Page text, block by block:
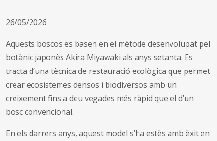
26/05/2026
Aquests boscos es basen en el mètode desenvolupat pel
botànic japonès Akira Miyawaki als anys setanta. Es
tracta d’una tècnica de restauració ecològica que permet
crear ecosistemes densos i biodiversos amb un
creixement fins a deu vegades més ràpid que el d’un
bosc convencional.
En els darrers anys, aquest model s’ha estès amb èxit en